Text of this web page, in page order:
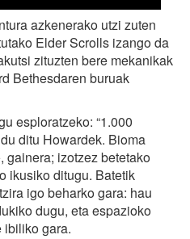
azkenerako utzi zuten
Elder Scrolls izango da
zituzten bere mekanikak
Bethesdaren buruak
esploratzeko: “1.000
ditu Howardek. Bioma
gainera; izotzez betetako
ikusiko ditugu. Batetik
igo beharko gara: hau
dugu, eta espazioko
ibiliko gara.